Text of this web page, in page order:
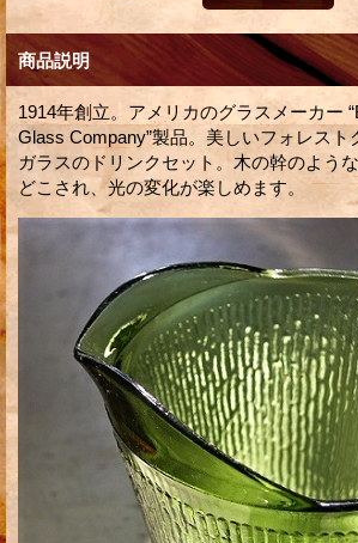
商品説明
1914年創立。アメリカのグラスメーカー
Glass Company”製品。美しいフォレスト
ガラスのドリンクセット。木の幹のよう
どこされ、光の変化が楽しめます。